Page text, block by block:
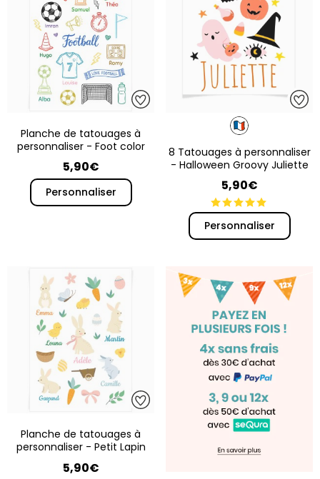
Planche de tatouages à
personnaliser - Foot color
5,90€
Personnaliser
8 Tatouages à personnaliser
- Halloween Groovy Juliette
5,90€
Personnaliser
Planche de tatouages à
personnaliser - Petit Lapin
5,90€